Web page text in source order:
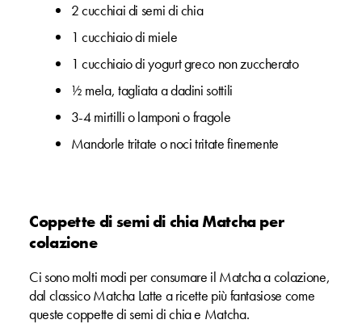
2 cucchiai di semi di chia
1 cucchiaio di miele
1 cucchiaio di yogurt greco non zuccherato
½ mela, tagliata a dadini sottili
3-4 mirtilli o lamponi o fragole
Mandorle tritate o noci tritate finemente
Coppette di semi di chia Matcha per
colazione
Ci sono molti modi per consumare il Matcha a colazione,
dal classico Matcha Latte a ricette più fantasiose come
queste coppette di semi di chia e Matcha.